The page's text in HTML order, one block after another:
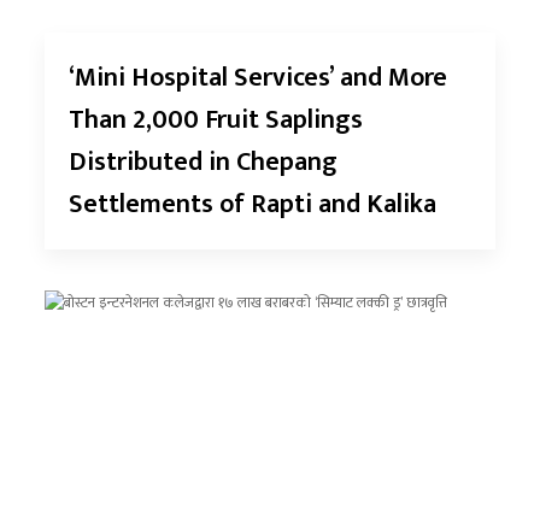
‘Mini Hospital Services’ and More
Than 2,000 Fruit Saplings
Distributed in Chepang
Settlements of Rapti and Kalika